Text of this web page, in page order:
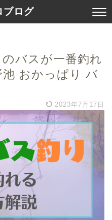
ブログ
のバスが一番釣れ
池 おかっぱり バ
2023年7月17日